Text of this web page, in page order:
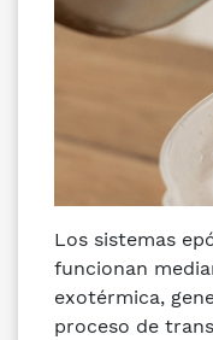
Los sistemas
funcionan
exotérmica,
proceso de